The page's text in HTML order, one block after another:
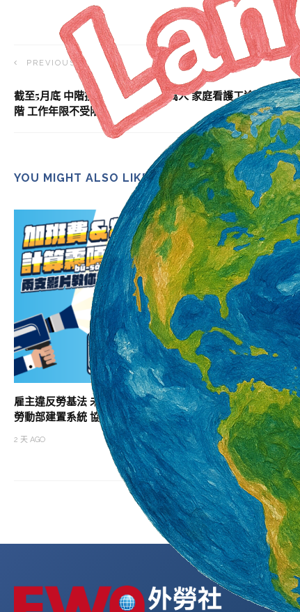
PREVIOUS ARTICLE
截至5月底 中階技術人力申請案破萬人 家庭看護工逾5千人轉中
階 工作年限不受限
YOU MIGHT ALSO LIKE
雇主違反勞基法 未依法給付加班費居冠
勞動部建置系統 協助勞雇快速試算加班費
2 天 AGO
助攻職涯升級
班次
2 天 AGO